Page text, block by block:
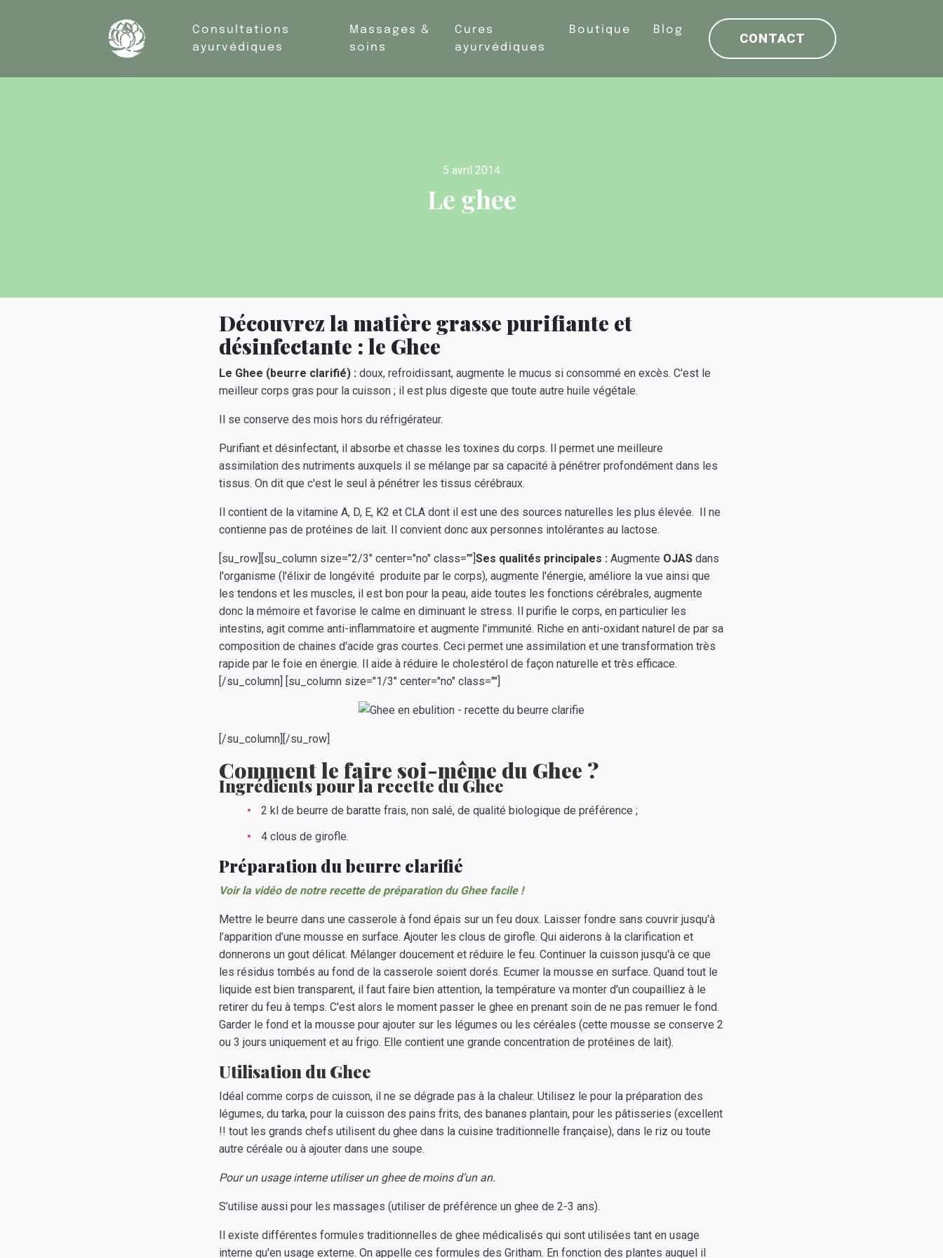
Consultations
ayurvédiques
Massages &
soins
Cures
ayurvédiques
Boutique Blog
CONTACT
5 avril 2014
Le ghee
Découvrez la matière grasse purifiante et
désinfectante : le Ghee
Le Ghee (beurre clarifié) : doux, refroidissant, augmente le mucus si consommé en excès. C'est le
meilleur corps gras pour la cuisson ; il est plus digeste que toute autre huile végétale.
Il se conserve des mois hors du réfrigérateur.
Purifiant et désinfectant, il absorbe et chasse les toxines du corps. Il permet une meilleure
assimilation des nutriments auxquels il se mélange par sa capacité à pénétrer profondément dans les
tissus. On dit que c'est le seul à pénétrer les tissus cérébraux.
Il contient de la vitamine A, D, E, K2 et CLA dont il est une des sources naturelles les plus élevée. Il ne
contienne pas de protéines de lait. Il convient donc aux personnes intolérantes au lactose.
[su_row][su_column size="2/3" center="no" class=""]Ses qualités principales : Augmente OJAS dans
l'organisme (l'élixir de longévité produite par le corps), augmente l'énergie, améliore la vue ainsi que
les tendons et les muscles, il est bon pour la peau, aide toutes les fonctions cérébrales, augmente
donc la mémoire et favorise le calme en diminuant le stress. Il purifie le corps, en particulier les
intestins, agit comme anti-inflammatoire et augmente l'immunité. Riche en anti-oxidant naturel de par sa
composition de chaines d'acide gras courtes. Ceci permet une assimilation et une transformation très
rapide par le foie en énergie. Il aide à réduire le cholestérol de façon naturelle et très efficace.
[/su_column] [su_column size="1/3" center="no" class=""]
[/su_column][/su_row]
Comment le faire soi-même du Ghee ?
Ingrédients pour la recette du Ghee
2 kl de beurre de baratte frais, non salé, de qualité biologique de préférence ;
4 clous de girofle.
Préparation du beurre clarifié
Voir la vidéo de notre recette de préparation du Ghee facile !
Mettre le beurre dans une casserole à fond épais sur un feu doux. Laisser fondre sans couvrir jusqu'à
l’apparition d’une mousse en surface. Ajouter les clous de girofle. Qui aiderons à la clarification et
donnerons un gout délicat. Mélanger doucement et réduire le feu. Continuer la cuisson jusqu'à ce que
les résidus tombés au fond de la casserole soient dorés. Ecumer la mousse en surface. Quand tout le
liquide est bien transparent, il faut faire bien attention, la température va monter d'un coupailliez à le
retirer du feu à temps. C'est alors le moment passer le ghee en prenant soin de ne pas remuer le fond.
Garder le fond et la mousse pour ajouter sur les légumes ou les céréales (cette mousse se conserve 2
ou 3 jours uniquement et au frigo. Elle contient une grande concentration de protéines de lait).
Utilisation du Ghee
Idéal comme corps de cuisson, il ne se dégrade pas à la chaleur. Utilisez le pour la préparation des
légumes, du tarka, pour la cuisson des pains frits, des bananes plantain, pour les pâtisseries (excellent
!! tout les grands chefs utilisent du ghee dans la cuisine traditionnelle française), dans le riz ou toute
autre céréale ou à ajouter dans une soupe.
Pour un usage interne utiliser un ghee de moins d’un an.
S’utilise aussi pour les massages (utiliser de préférence un ghee de 2-3 ans).
Il existe différentes formules traditionnelles de ghee médicalisés qui sont utilisées tant en usage
interne qu'en usage externe. On appelle ces formules des Gritham. En fonction des plantes auquel il